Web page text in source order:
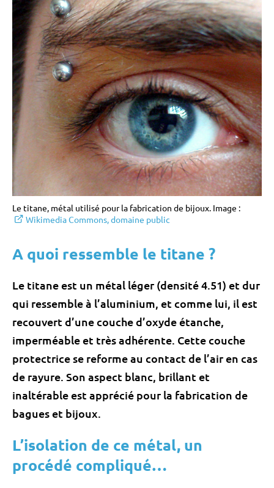
Le titane, métal utilisé pour la fabrication de bijoux. Image :
Wikimedia Commons, domaine public
A quoi ressemble le titane ?
Le titane est un métal léger (densité 4.51) et dur
qui ressemble à l’aluminium, et comme lui, il est
recouvert d’une couche d’oxyde étanche,
imperméable et très adhérente. Cette couche
protectrice se reforme au contact de l’air en cas
de rayure. Son aspect blanc, brillant et
inaltérable est apprécié pour la fabrication de
bagues et bijoux.
L’isolation de ce métal, un
procédé compliqué…